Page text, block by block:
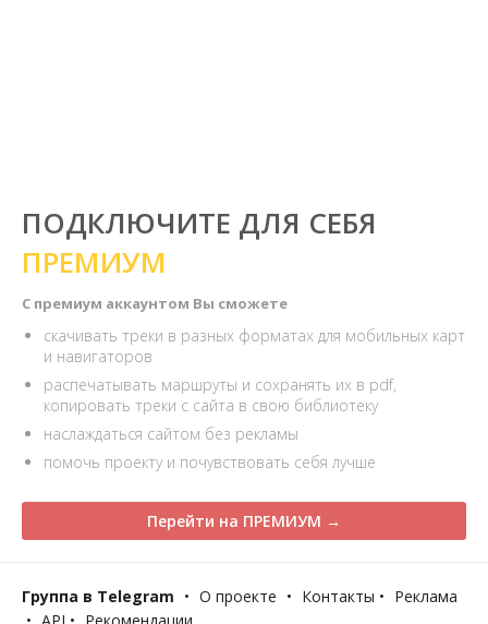
ПОДКЛЮЧИТЕ ДЛЯ СЕБЯ
ПРЕМИУМ
С премиум аккаунтом Вы сможете
скачивать треки в разных форматах для мобильных карт
и навигаторов
распечатывать маршруты и сохранять их в pdf,
копировать треки с сайта в свою библиотеку
наслаждаться сайтом без рекламы
помочь проекту и почувствовать себя лучше
Перейти на ПРЕМИУМ →
Группа в Telegram • О проекте • Контакты • Реклама